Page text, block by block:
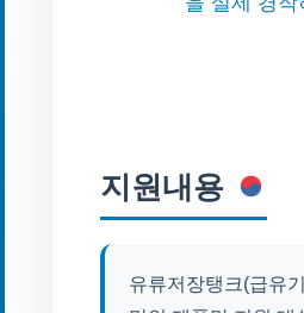
지원내용
유류저장탱크(급유